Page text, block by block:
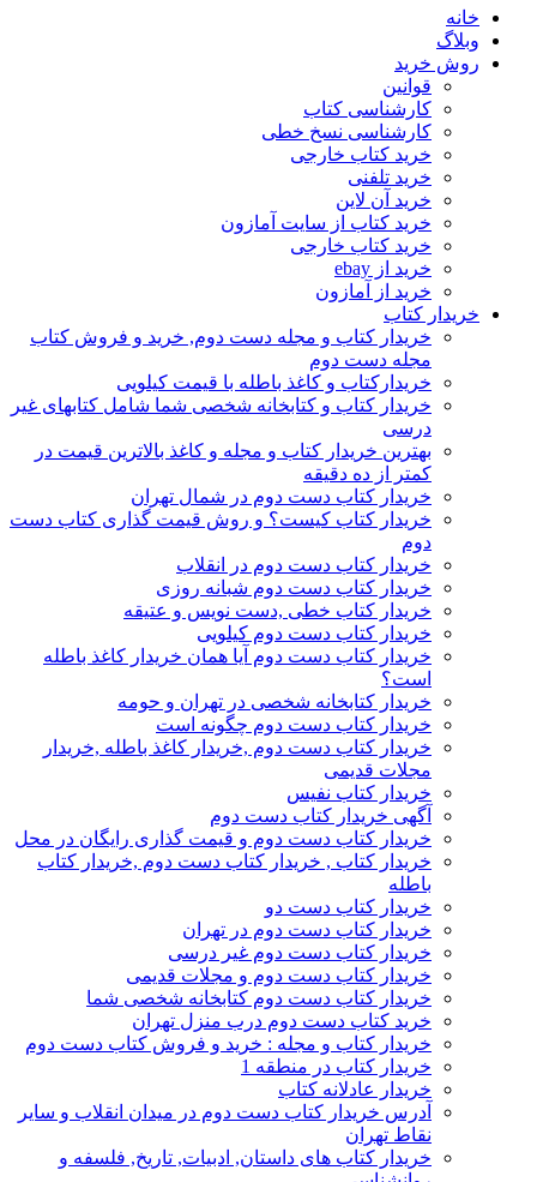
خانه
وبلاگ
روش خرید
قوانین
کارشناسی کتاب
کارشناسی نسخ خطی
خرید کتاب خارجی
خرید تلفنی
خرید آن لاین
خرید کتاب از سایت آمازون
خرید کتاب خارجی
خرید از ebay
خرید از آمازون
خریدار کتاب
خریدار کتاب و مجله دست دوم, خرید و فروش کتاب
مجله دست دوم
خریدارکتاب و کاغذ باطله با قیمت کیلویی
خریدار کتاب و کتابخانه شخصی شما شامل کتابهای غیر
درسی
بهترین خریدار کتاب و مجله و کاغذ بالاترین قیمت در
کمتر از ده دقیقه
خریدار کتاب دست دوم در شمال تهران
خریدار کتاب کیست؟ و روش قیمت گذاری کتاب دست
دوم
خریدار کتاب دست دوم در انقلاب
خریدار کتاب دست دوم شبانه روزی
خریدار کتاب خطی ,دست نویس و عتیقه
خریدار کتاب دست دوم کیلویی
خریدار کتاب دست دوم آیا همان خریدار کاغذ باطله
است؟
خریدار کتابخانه شخصی در تهران و حومه
خریدار کتاب دست دوم چگونه است
خریدار کتاب دست دوم ,خریدار کاغذ باطله ,خریدار
مجلات قدیمی
خریدار کتاب نفیس
آگهی خریدار کتاب دست دوم
خریدار کتاب دست دوم و قیمت گذاری رایگان در محل
خریدار کتاب , خریدار کتاب دست دوم ,خریدار کتاب
باطله
خریدار کتاب دست دو
خریدار کتاب دست دوم در تهران
خریدار کتاب دست دوم غیر درسی
خریدار کتاب دست دوم و مجلات قدیمی
خریدار کتاب دست دوم کتابخانه شخصی شما
خرید کتاب دست دوم درب منزل تهران
خریدار کتاب و مجله : خرید و فروش کتاب دست دوم
خریدار کتاب در منطقه 1
خریدار عادلانه کتاب
آدرس خریدار کتاب دست دوم در میدان انقلاب و سایر
نقاط تهران
خریدار کتاب های داستان, ادبیات, تاریخ, فلسفه و